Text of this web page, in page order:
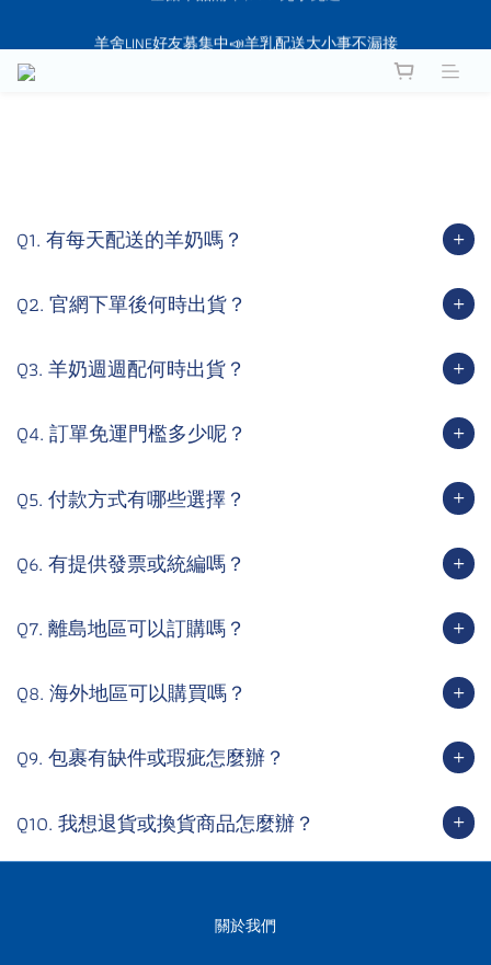
羊舍LINE好友募集中📣羊乳配送大小事不漏接
Q1. 有每天配送的羊奶嗎？
Q2. 官網下單後何時出貨？
Q3. 羊奶週週配何時出貨？
Q4. 訂單免運門檻多少呢？
Q5. 付款方式有哪些選擇？
Q6. 有提供發票或統編嗎？
Q7. 離島地區可以訂購嗎？
Q8. 海外地區可以購買嗎？
Q9. 包裹有缺件或瑕疵怎麼辦？
Q10. 我想退貨或換貨商品怎麼辦？
關於我們